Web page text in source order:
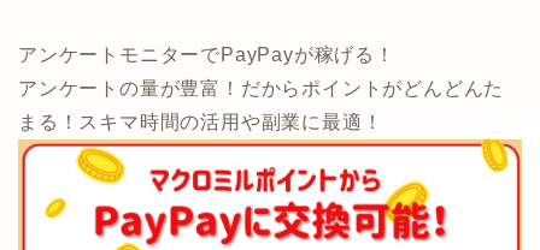
アンケートモニターでPayPayが稼げる！
アンケートの量が豊富！だからポイントがどんどんた
まる！スキマ時間の活用や副業に最適！